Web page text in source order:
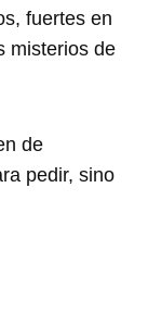
fuertes en
misterios de
de
pedir, sino